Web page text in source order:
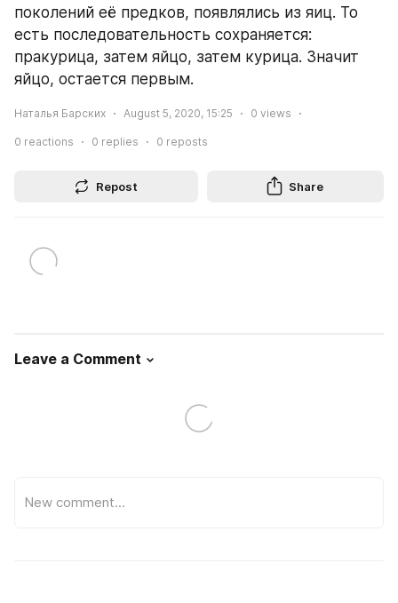
поколений её предков, появлялись из яиц. То
есть последовательность сохраняется:
пракурица, затем яйцо, затем курица. Значит
яйцо, остается первым.
Наталья Барских August 5, 2020, 15:25 0 views
0 reactions 0 replies 0 reposts
Repost Share
Leave a Comment